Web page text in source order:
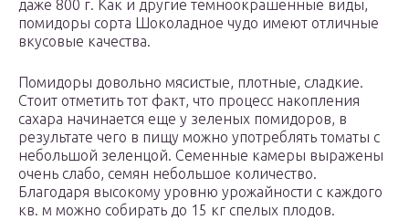
даже 800 г. Как и другие темноокрашенные виды,
помидоры сорта Шоколадное чудо имеют отличные
вкусовые качества.
Помидоры довольно мясистые, плотные, сладкие.
Стоит отметить тот факт, что процесс накопления
сахара начинается еще у зеленых помидоров, в
результате чего в пищу можно употреблять томаты с
небольшой зеленцой. Семенные камеры выражены
очень слабо, семян небольшое количество.
Благодаря высокому уровню урожайности с каждого
кв. м можно собирать до 15 кг спелых плодов.